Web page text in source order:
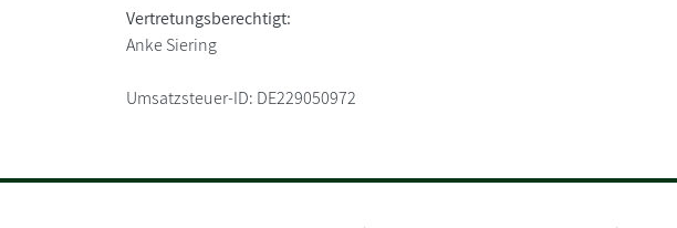
Vertretungsberechtigt:
Anke Siering
Umsatzsteuer-ID: DE229050972